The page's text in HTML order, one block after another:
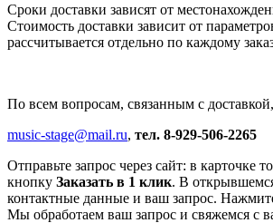
Сроки доставки зависят от
Стоимость доставки зависит от
рассчитывается отдельно по каждому
По всем вопросам, связанным с
music-stage@mail.ru, тел. 8-929-506-2265
Отправьте запрос через сайт: в карточке
кнопку Заказать в 1 клик. В
контактные данные и ваш запрос.
Мы обработаем ваш запрос и свяжемся с